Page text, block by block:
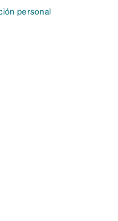
personal